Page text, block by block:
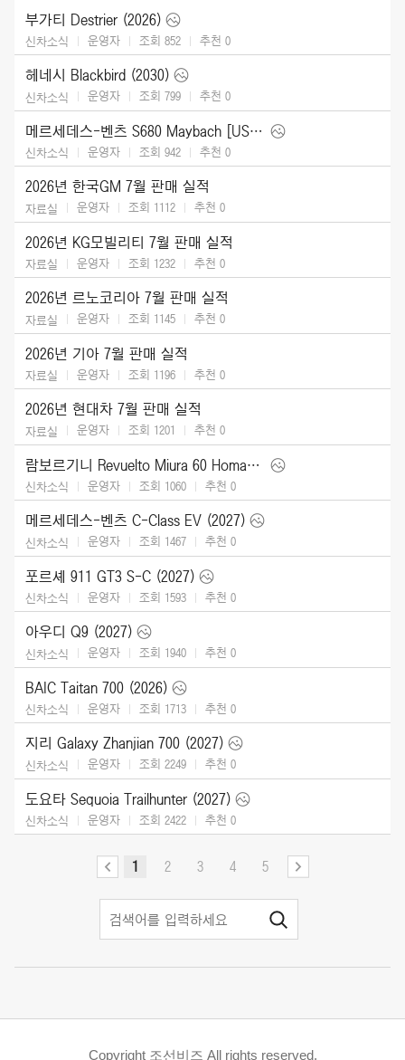
부가티 Destrier (2026)
신차소식 운영자 조회 852 추천 0
헤네시 Blackbird (2030)
신차소식 운영자 조회 799 추천 0
메르세데스-벤츠 S680 Maybach [US] (2027)
신차소식 운영자 조회 942 추천 0
2026년 한국GM 7월 판매 실적
자료실 운영자 조회 1112 추천 0
2026년 KG모빌리티 7월 판매 실적
자료실 운영자 조회 1232 추천 0
2026년 르노코리아 7월 판매 실적
자료실 운영자 조회 1145 추천 0
2026년 기아 7월 판매 실적
자료실 운영자 조회 1196 추천 0
2026년 현대차 7월 판매 실적
자료실 운영자 조회 1201 추천 0
람보르기니 Revuelto Miura 60 Homage (2026)
신차소식 운영자 조회 1060 추천 0
메르세데스-벤츠 C-Class EV (2027)
신차소식 운영자 조회 1467 추천 0
포르셰 911 GT3 S-C (2027)
신차소식 운영자 조회 1593 추천 0
아우디 Q9 (2027)
신차소식 운영자 조회 1940 추천 0
BAIC Taitan 700 (2026)
신차소식 운영자 조회 1713 추천 0
지리 Galaxy Zhanjian 700 (2027)
신차소식 운영자 조회 2249 추천 0
도요타 Sequoia Trailhunter (2027)
신차소식 운영자 조회 2422 추천 0
1 2 3 4 5
Copyright 조선비즈 All rights reserved.